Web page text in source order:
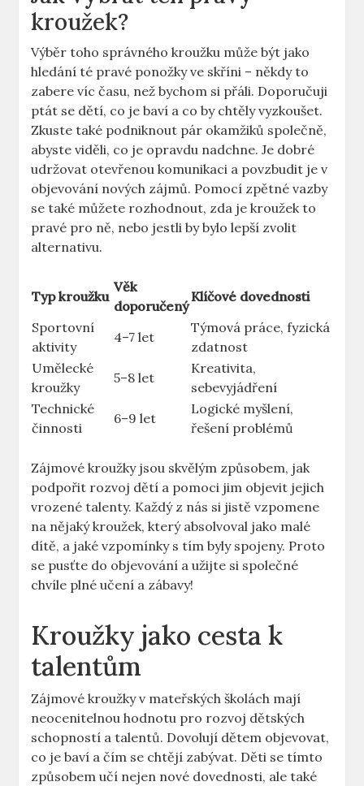
kroužek?
Výběr toho správného kroužku může být jako
hledání té pravé ponožky ve skříni – někdy to
zabere víc času, než bychom si přáli. Doporučuji
ptát se dětí, co je baví a co by chtěly vyzkoušet.
Zkuste také podniknout pár okamžiků společně,
abyste viděli, co je opravdu nadchne. Je dobré
udržovat otevřenou komunikaci a povzbudit je v
objevování nových zájmů. Pomocí zpětné vazby
se také můžete rozhodnout, zda je kroužek to
pravé pro ně, nebo jestli by bylo lepší zvolit
alternativu.
Typ kroužku
Věk
doporučený
Klíčové dovednosti
Sportovní
aktivity
4–7 let
Týmová práce, fyzická
zdatnost
Umělecké
kroužky
5–8 let
Kreativita,
sebevyjádření
Technické
činnosti
6–9 let
Logické myšlení,
řešení problémů
Zájmové kroužky jsou skvělým způsobem, jak
podpořit rozvoj dětí a pomoci jim objevit jejich
vrozené talenty. Každý z nás si jistě vzpomene
na nějaký kroužek, který absolvoval jako malé
dítě, a jaké vzpomínky s tím byly spojeny. Proto
se pusťte do objevování a užijte si společné
chvíle plné učení a zábavy!
Kroužky jako cesta k
talentům
Zájmové kroužky v mateřských školách mají
neocenitelnou hodnotu pro rozvoj dětských
schopností a talentů. Dovolují dětem objevovat,
co je baví a čím se chtějí zabývat. Děti se tímto
způsobem učí nejen nové dovednosti, ale také